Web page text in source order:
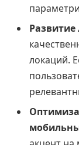
Развитие
локаций.